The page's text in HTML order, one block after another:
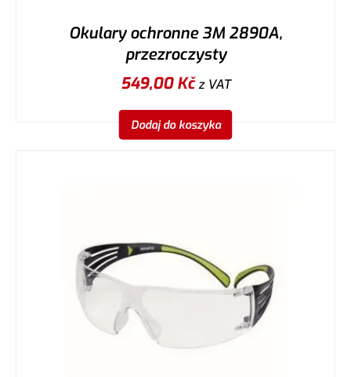
Okulary ochronne 3M 2890A,
przezroczysty
549,00Kčz VAT
Dodaj do koszyka